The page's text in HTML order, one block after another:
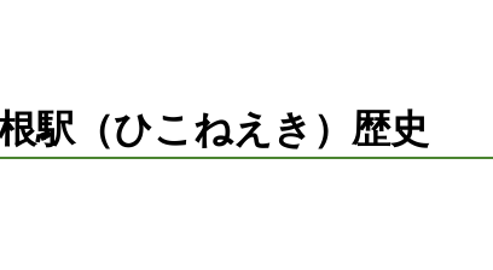
駅（ひこねえき）歴史